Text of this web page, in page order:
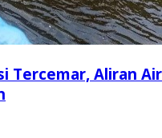
Tercemar, Aliran Air